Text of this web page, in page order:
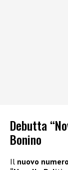
Debutta
Bonino
Il nuovo